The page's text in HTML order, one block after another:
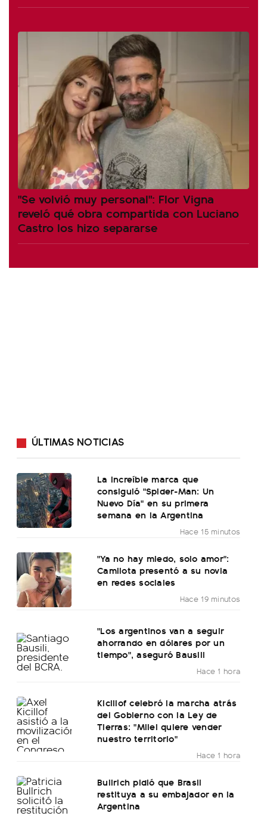
"Se volvió muy personal": Flor Vigna
reveló qué obra compartida con Luciano
Castro los hizo separarse
ÚLTIMAS NOTICIAS
La increíble marca que
consiguió "Spider-Man: Un
Nuevo Día" en su primera
semana en la Argentina
Hace 15 minutos
"Ya no hay miedo, solo amor":
Camilota presentó a su novia
en redes sociales
Hace 19 minutos
"Los argentinos van a seguir
ahorrando en dólares por un
tiempo", aseguró Bausili
Hace 1 hora
Kicillof celebró la marcha atrás
del Gobierno con la Ley de
Tierras: "Milei quiere vender
nuestro territorio"
Hace 1 hora
Bullrich pidió que Brasil
restituya a su embajador en la
Argentina